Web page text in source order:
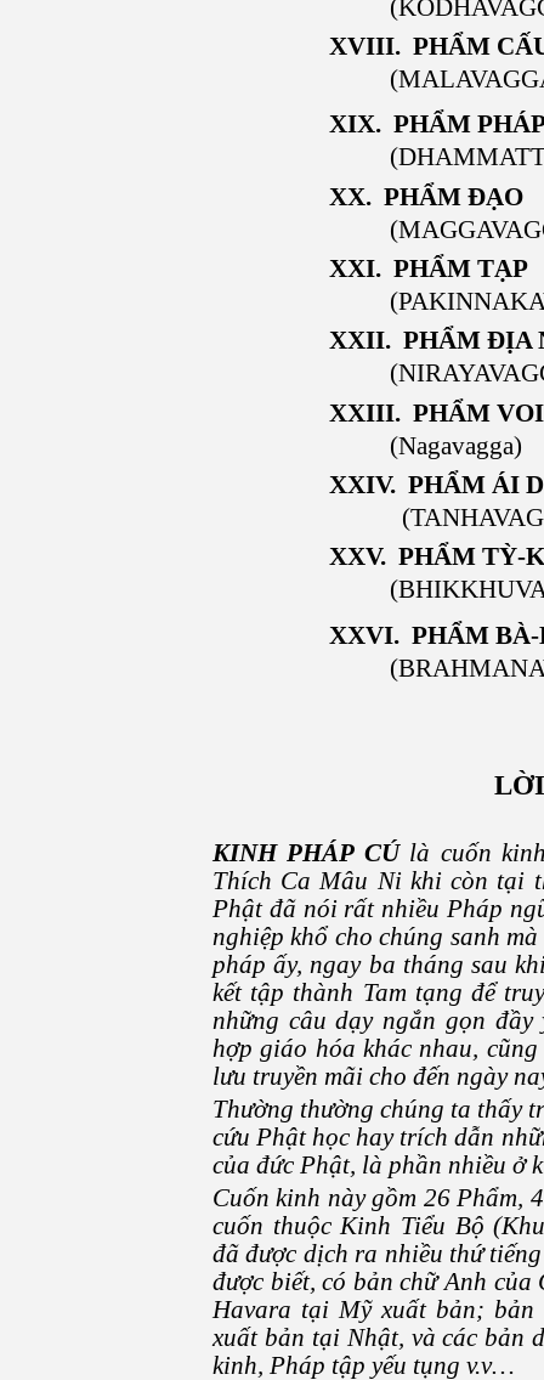
XVIII. PHẨM
XIX. PHẨM
XX. PHẨM ĐẠO
XXI. PHẨM TẠP
XXII. PHẨM ĐỊA
XXIII. PHẨM VOI
(Nagavagga)
XXIV. PHẨM ÁI
XXV. PHẨM TỲ-
XXVI. PHẨM
KINH PHÁP CÚlà cuốn
Thích Ca Mâu Ni khi còn tại
Phật đã nói rất nhiều Pháp
nghiệp khổ cho chúng sanh
pháp ấy, ngay ba tháng sau
kết tập thành Tam tạng để
những câu dạy ngắn gọn
hợp giáo hóa khác nhau,
lưu truyền mãi cho đến ngày
Thường thường chúng ta thấy
cứu Phật học hay trích dẫn
của đức Phật, là phần nhiều ở
Cuốn kinh này gồm 26 Phẩm,
cuốn thuộc Kinh Tiểu Bộ
đã được dịch ra nhiều thứ
được biết, có bản chữ Anh
Havara tại Mỹ xuất bản;
xuất bản tại Nhật, và các bản
kinh, Pháp tập yếu tụng v.v…